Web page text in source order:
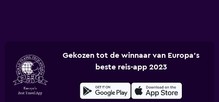
Gekozen tot de winnaar van Europa's
beste reis-app 2023